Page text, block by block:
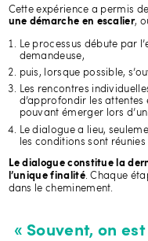
Cette expérience a permis
une démarche en escalier,
Le processus débute par
demandeuse,
puis, lorsque possible,
Les rencontres
d’approfondir les attentes
pouvant émerger lors
Le dialogue a lieu,
les conditions sont réunies
Le dialogue constitue la
l’unique finalité. Chaque
dans le cheminement.
« Souvent, on